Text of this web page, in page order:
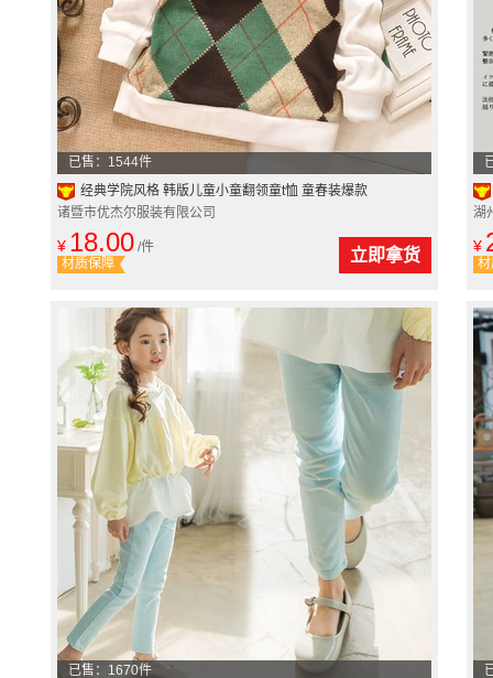
已售：1544件
经典学院风格 韩版儿童小童翻领童t恤 童春装爆款
诸暨市优杰尔服装有限公司
¥ 18.00 /件
材质保障
立即拿货
湖
¥
已售：1670件